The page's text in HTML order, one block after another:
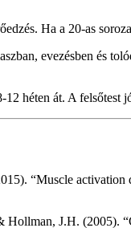
Ha a 20-as
evezésben és
12 héten át. A felsőtest
“Muscle
J.H. (2005).